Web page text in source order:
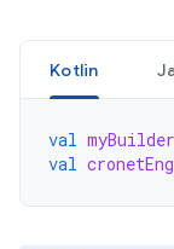
Kotlin
val myBuilder
val